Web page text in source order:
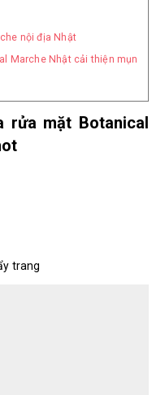
nội địa Nhật
Marche Nhật cải thiện mụn
rửa mặt Botanical
trang